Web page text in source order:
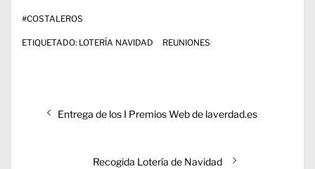
#COSTALEROS
ETIQUETADO: LOTERÍA NAVIDAD REUNIONES
Entrada
Entrega de los I Premios Web de laverdad.es
Entrada
Recogida Lotería de Navidad